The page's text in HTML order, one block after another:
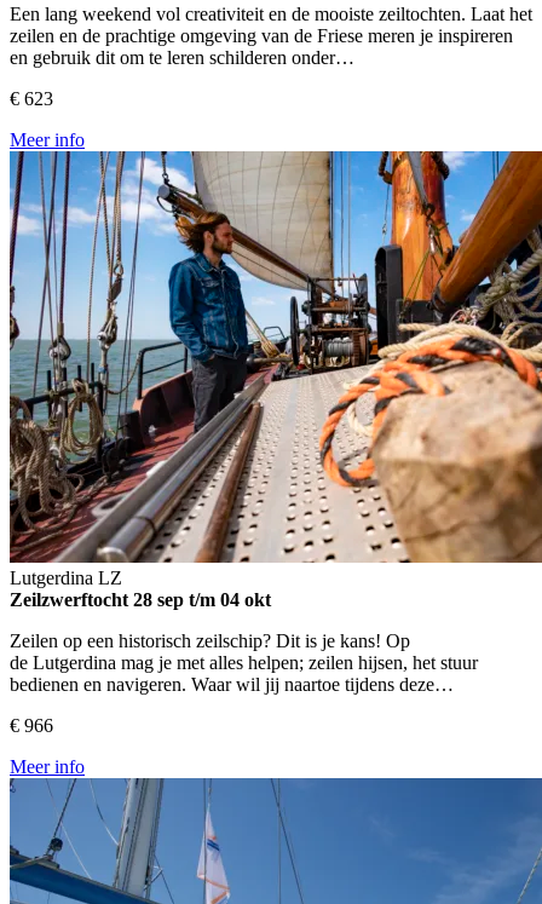
Een lang weekend vol creativiteit en de mooiste zeiltochten. Laat het
zeilen en de prachtige omgeving van de Friese meren je inspireren
en gebruik dit om te leren schilderen onder…
€ 623
Meer info
Lutgerdina LZ
Zeilzwerftocht 28 sep t/m 04 okt
Zeilen op een historisch zeilschip? Dit is je kans! Op
de Lutgerdina mag je met alles helpen; zeilen hijsen, het stuur
bedienen en navigeren. Waar wil jij naartoe tijdens deze…
€ 966
Meer info